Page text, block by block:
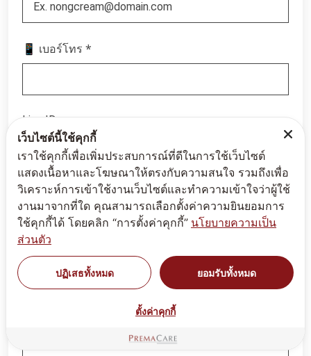
📱 เบอร์โทร *
Line ID
📝 รายละเอียด*
เว็บไซต์นี้ใช้คุกกี้
เราใช้คุกกี้เพื่อเพิ่มประสบการณ์ที่ดีในการใช้เว็บไซต์
แสดงเนื้อหาและโฆษณาให้ตรงกับความสนใจ รวมถึงเพื่อ
วิเคราะห์การเข้าใช้งานเว็บไซต์และทำความเข้าใจว่าผู้ใช้
งานมาจากที่ใด คุณสามารถเลือกตั้งค่าความยินยอมการ
ใช้คุกกี้ได้ โดยคลิก “การตั้งค่าคุกกี้” นโยบายความเป็น
ส่วนตัว
ปฏิเสธทั้งหมด ยอมรับทั้งหมด
ตั้งค่าคุกกี้